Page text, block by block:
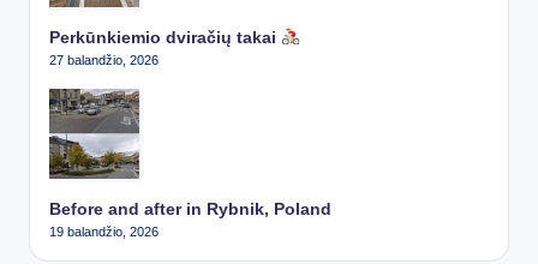
Perkūnkiemio dviračių takai
27 balandžio, 2026
Before and after in Rybnik, Poland
19 balandžio, 2026